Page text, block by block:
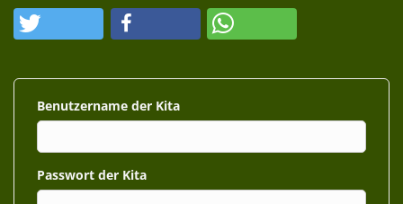
Benutzername
Passwort